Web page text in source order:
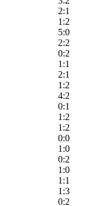
2:1
1:2
5:0
2:2
0:2
1:1
2:1
1:2
4:2
0:1
1:2
1:2
0:0
1:0
0:2
1:0
1:1
1:3
0:2